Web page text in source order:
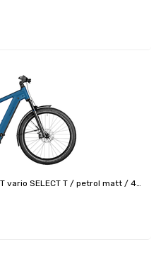
vario SELECT T / petrol matt / 49
antivol supplémentaire avec